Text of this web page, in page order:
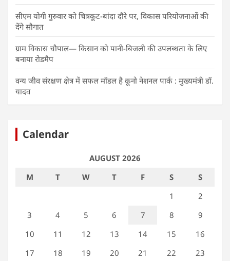
सीएम योगी गुरुवार को चित्रकूट-बांदा दौरे पर, विकास परियोजनाओं की
देंगे सौगात
ग्राम विकास चौपाल— किसान को पानी-बिजली की उपलब्धता के लिए
बनाया रोडमैप
वन्य जीव संरक्षण क्षेत्र में सफल मॉडल है कूनो नेशनल पार्क : मुख्यमंत्री डॉ.
यादव
Calendar
AUGUST 2026
M
T W T F S
S
1
2
3
4 5 6 7 8
9
10
11 12 13 14 15
16
17
18 19 20 21 22 23